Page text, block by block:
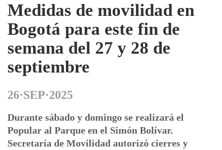
Medidas de movilidad en
Bogotá para este fin de
semana del 27 y 28 de
septiembre
26·SEP·2025
Durante sábado y domingo se realizará el
Popular al Parque en el Simón Bolívar.
Secretaría de Movilidad autorizó cierres y